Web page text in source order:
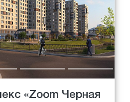
«Zoom Черная